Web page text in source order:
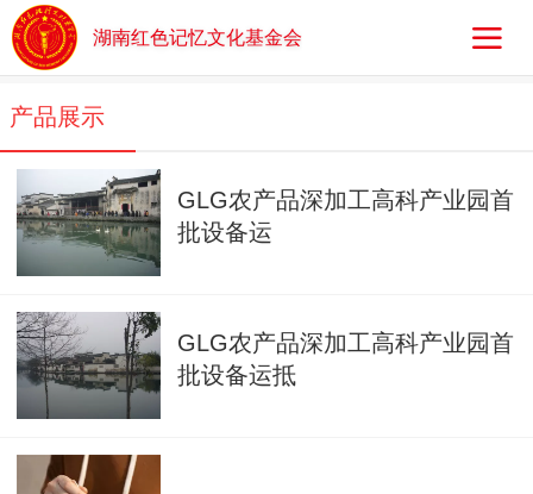
湖南红色记忆文化基金会
产品展示
GLG农产品深加工高科产业园首
批设备运
GLG农产品深加工高科产业园首
批设备运抵